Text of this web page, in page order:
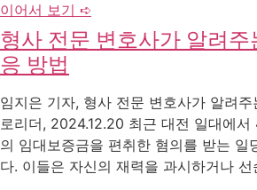
이어서 보기 ➪
형사 전문 변호사가 알려주
응 방법
임지은 기자, 형사 전문 변호사가 알려
로리더, 2024.12.20 최근 대전 일대에
의 임대보증금을 편취한 혐의를 받는 일
다. 이들은 자신의 재력을 과시하거나